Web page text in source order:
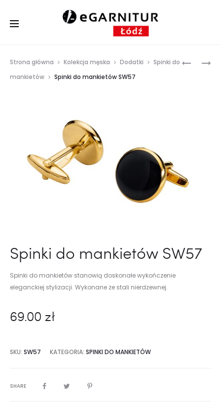
SPINKI
SPINKI
Strona główna Kolekcja męska Dodatki
Spinki do
mankietów
Spinki do mankietów SW57
Spinki do mankietów SW57
Spinki do mankietów stanowią doskonałe wykończenie
eleganckiej stylizacji. Wykonane ze stali nierdzewnej.
69.00 zł
SKU: SW57 KATEGORIA: SPINKI DO MANKIETÓW
SHARE